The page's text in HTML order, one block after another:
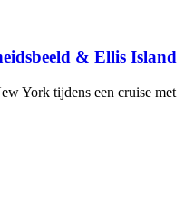
& Ellis Island
York tijdens een cruise met